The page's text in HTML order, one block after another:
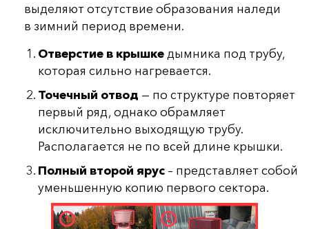
выделяют отсутствие образования наледи
в зимний период времени.
Отверстие в крышке дымника под трубу,
которая сильно нагревается.
Точечный отвод — по структуре повторяет
первый ряд, однако обрамляет
исключительно выходящую трубу.
Располагается не по всей длине крышки.
Полный второй ярус – представляет собой
уменьшенную копию первого сектора.